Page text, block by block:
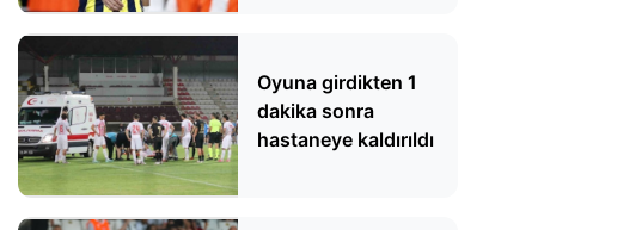
Oyuna girdikten 1
dakika sonra
hastaneye kaldırıldı